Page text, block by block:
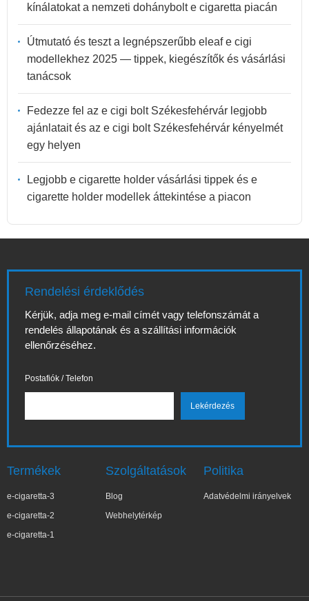
kínálatokat a nemzeti dohánybolt e cigaretta piacán
Útmutató és teszt a legnépszerűbb eleaf e cigi
modellekhez 2025 — tippek, kiegészítők és vásárlási
tanácsok
Fedezze fel az e cigi bolt Székesfehérvár legjobb
ajánlatait és az e cigi bolt Székesfehérvár kényelmét
egy helyen
Legjobb e cigarette holder vásárlási tippek és e
cigarette holder modellek áttekintése a piacon
Rendelési érdeklődés
Kérjük, adja meg e-mail címét vagy telefonszámát a
rendelés állapotának és a szállítási információk
ellenőrzéséhez.
Postafiók / Telefon
Termékek
e-cigaretta-3
e-cigaretta-2
e-cigaretta-1
Szolgáltatások
Blog
Webhelytérkép
Politika
Adatvédelmi irányelvek